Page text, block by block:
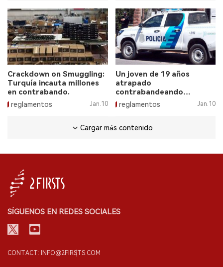
Crackdown on Smuggling:
Turquía incauta millones
en contrabando.
reglamentos Jan.10
Un joven de 19 años
atrapado
contrabandeando
marihuana disfrazada en
pajitas selladas.
reglamentos Jan.10
Cargar más contenido
SÍGUENOS EN REDES SOCIALES
CONTACT: INFO@2FIRSTS.COM